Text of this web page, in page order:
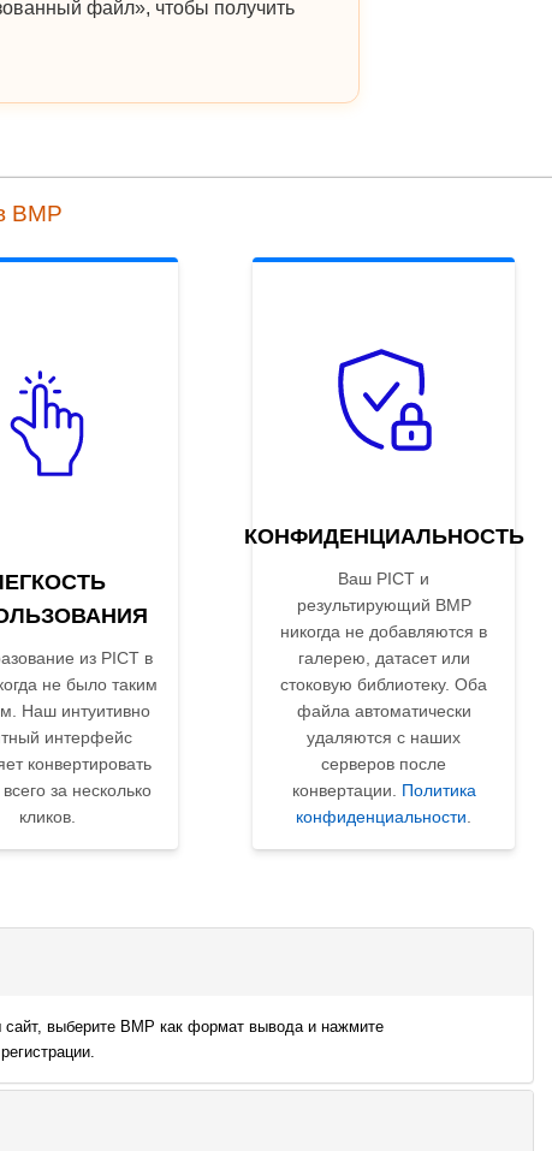
файл», чтобы получить
BMP
из PICT в
не было таким
Наш интуитивно
интерфейс
конвертировать
за несколько
кликов.
КОНФИДЕНЦИАЛЬНОСТЬ
Ваш PICT и
результирующий BMP
никогда не добавляются в
галерею, датасет или
стоковую библиотеку. Оба
файла автоматически
удаляются с наших
серверов после
конвертации. Политика
конфиденциальности
выберите BMP как формат вывода и нажмите